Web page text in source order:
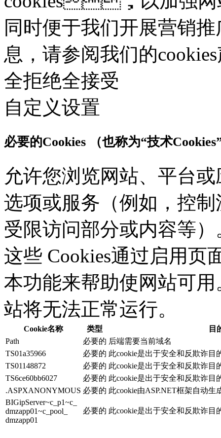
同时便于我们开展营销
息，请参阅我们的
全拒绝全接受
自定义设置
必要的Cookies （也称为“技术
允许您浏览网站、平台
选项或服务（例如，控制
受限访问部分或内容等
这些 Cookies通过启用页
本功能来帮助使网站可
站将无法正常运行。
Cookie名称 类型
目
Path
必要的 后端需要当前域名
TS01a35966
必要的 此cookie是出于安全和反欺诈目
TS01148872
必要的 此cookie是出于安全和反欺诈目
TS6ce60bb6027
必要的 此cookie是出于安全和反欺诈目
.ASPXANONYMOUS 必要的 此cookie由ASP.NET框架自动生
BIGipServer~c_p1~c_
dmzapp01~c_pool_
dmzapp01
必要的 此cookie是出于安全和反欺诈目